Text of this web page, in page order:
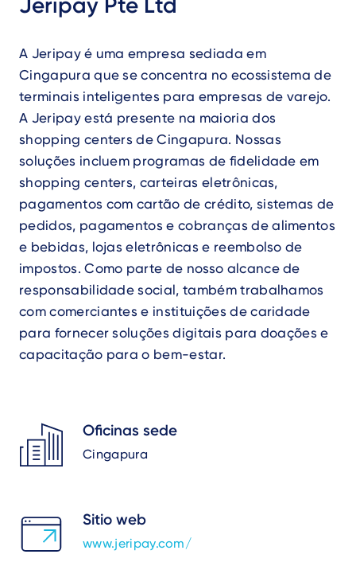
A Jeripay é uma empresa sediada em
Cingapura que se concentra no ecossistema de
terminais inteligentes para empresas de varejo.
A Jeripay está presente na maioria dos
shopping centers de Cingapura. Nossas
soluções incluem programas de fidelidade em
shopping centers, carteiras eletrônicas,
pagamentos com cartão de crédito, sistemas de
pedidos, pagamentos e cobranças de alimentos
e bebidas, lojas eletrônicas e reembolso de
impostos. Como parte de nosso alcance de
responsabilidade social, também trabalhamos
com comerciantes e instituições de caridade
para fornecer soluções digitais para doações e
capacitação para o bem-estar.
Oficinas sede
Cingapura
Sitio web
www.jeripay.com/